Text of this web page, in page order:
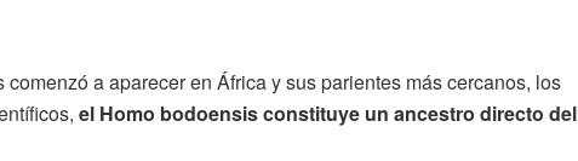
a aparecer en África y sus parientes más cercanos, los
el Homo bodoensis constituye un ancestro directo del